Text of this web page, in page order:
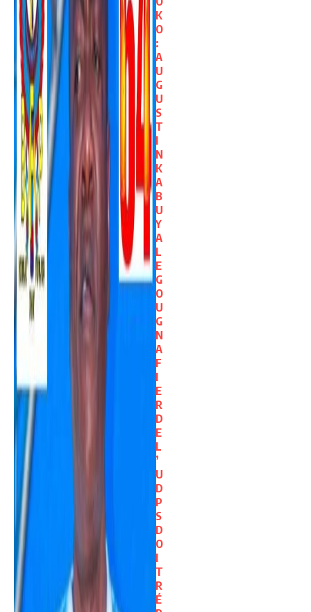
K
O
:
A
U
G
U
S
T
I
N
K
A
B
U
Y
A
L
E
G
O
U
G
N
A
F
I
E
R
D
E
L
’
U
D
P
S
D
O
I
T
R
É